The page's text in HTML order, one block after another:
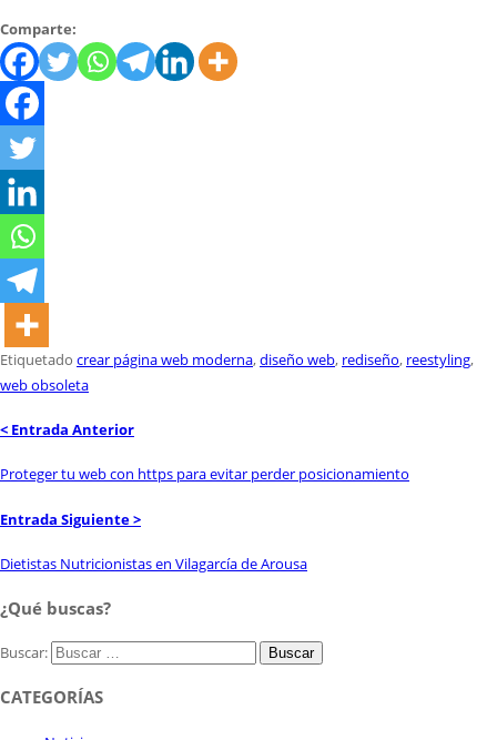
Comparte:
Etiquetado crear página web moderna,diseño web, rediseño, reestyling,
web obsoleta
< Entrada Anterior
Proteger tu web con https para evitar perder posicionamiento
Entrada Siguiente >
Dietistas Nutricionistas en Vilagarcía de Arousa
¿Qué buscas?
Buscar:
CATEGORÍAS